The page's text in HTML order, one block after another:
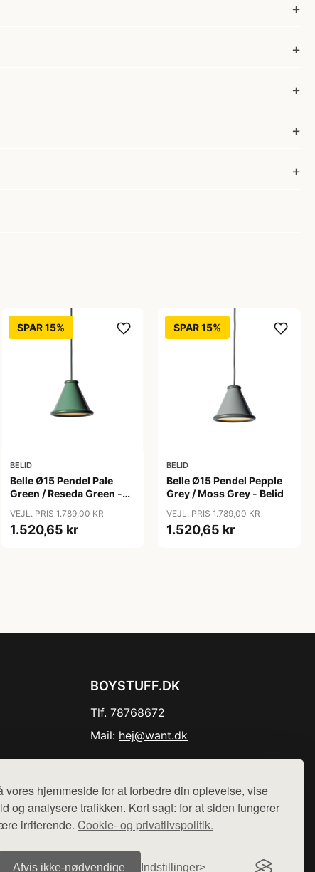
vores hjemmeside for at forbedre din oplevelse, vise
og analysere trafikken. Kort sagt: for at siden fungerer
irriterende. Cookie- og privatlivspolitik.
Afvis ikke‑nødvendige Indstillinger
SPAR 15%
BELID
Belle Ø15 Pendel Pale
Green / Reseda Green -
VEJL. PRIS 1.789,00 KR
1.520,65 kr
SPAR 15%
BELID
Belle Ø15 Pendel Pepple
Grey / Moss Grey - Belid
VEJL. PRIS 1.789,00 KR
1.520,65 kr
BOYSTUFF.DK
Tlf. 78768672
Mail: hej@want.dk
sælges ikke varer fra denne side - vi henviser til de shops,